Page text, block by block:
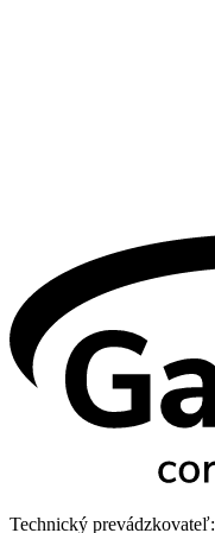
Technický prevádzkovateľ: